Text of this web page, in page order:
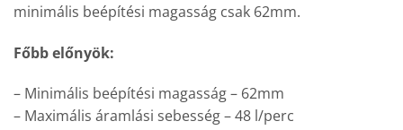
minimális beépítési magasság csak 62mm.
Főbb előnyök:
– Minimális beépítési magasság – 62mm
– Maximális áramlási sebesség – 48 l/perc